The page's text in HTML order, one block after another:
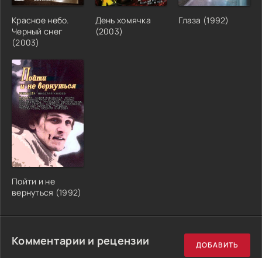
Красное небо.
Черный снег
(2003)
День хомячка
(2003)
Глаза (1992)
Пойти и не
вернуться (1992)
Комментарии и рецензии ДОБАВИТЬ